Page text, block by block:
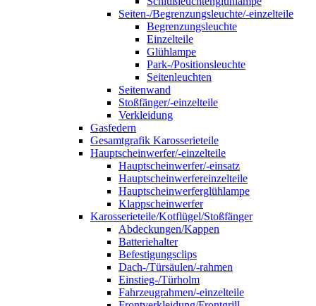
Seiten-/Begrenzungsleuchte/-einzelteile
Begrenzungsleuchte
Einzelteile
Glühlampe
Park-/Positionsleuchte
Seitenleuchten
Seitenwand
Stoßfänger/-einzelteile
Verkleidung
Gasfedern
Gesamtgrafik Karosserieteile
Hauptscheinwerfer/-einzelteile
Hauptscheinwerfer/-einsatz
Hauptscheinwerfereinzelteile
Hauptscheinwerferglühlampe
Klappscheinwerfer
Karosserieteile/Kotflügel/Stoßfänger
Abdeckungen/Kappen
Batteriehalter
Befestigungsclips
Dach-/Türsäulen/-rahmen
Einstieg-/Türholm
Fahrzeugrahmen/-einzelteile